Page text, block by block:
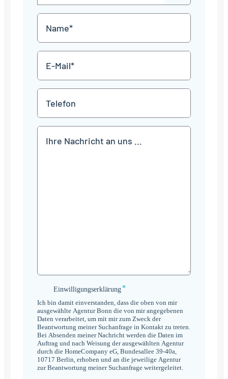
Punkt
MM
JJJJ
Mail
*
Einwilligungserklärung
Einwilligungserklärung*
Ich bin damit einverstanden, dass die oben von mir
ausgewählte Agentur Bonn die von mir angegebenen
Daten verarbeitet, um mit mir zum Zweck der
Beantwortung meiner Suchanfrage in Kontakt zu treten.
Bei Absenden meiner Nachricht werden die Daten im
Auftrag und nach Weisung der ausgewählten Agentur
durch die HomeCompany eG, Bundesallee 39-40a,
10717 Berlin, erhoben und an die jeweilige Agentur
zur Beantwortung meiner Suchanfrage weitergeleitet.